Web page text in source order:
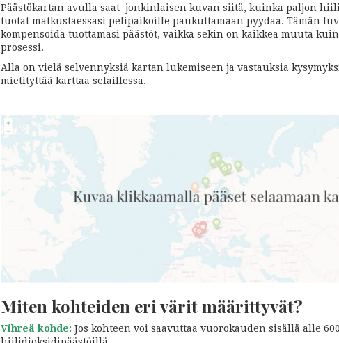
Päästökartan avulla saat jonkinlaisen kuvan siitä, kuinka paljon
tuotat matkustaessasi pelipaikoille paukuttamaan pyydaa. Tämän
kompensoida tuottamasi päästöt, vaikka sekin on kaikkea muuta
prosessi.
Alla on vielä selvennyksiä kartan lukemiseen ja vastauksia
mietityttää karttaa selaillessa.
Miten kohteiden eri värit määrittyvät?
Vihreä kohde: Jos kohteen voi saavuttaa vuorokauden sisällä alle